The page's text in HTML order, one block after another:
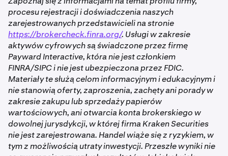
procesu rejestracji i doświadczenia naszych
zarejestrowanych przedstawicieli na stronie
https://brokercheck.finra.org/. Usługi w zakresie
aktywów cyfrowych są świadczone przez firmę
Payward Interactive, która nie jest członkiem
FINRA/SIPC i nie jest ubezpieczona przez FDIC.
Materiały te służą celom informacyjnym i edukacyjnym i
nie stanowią oferty, zaproszenia, zachęty ani porady w
zakresie zakupu lub sprzedaży papierów
wartościowych, ani otwarcia konta brokerskiego w
dowolnej jurysdykcji, w której firma Kraken Securities
nie jest zarejestrowana. Handel wiąże się z ryzykiem, w
tym z możliwością utraty inwestycji. Przeszłe wyniki nie